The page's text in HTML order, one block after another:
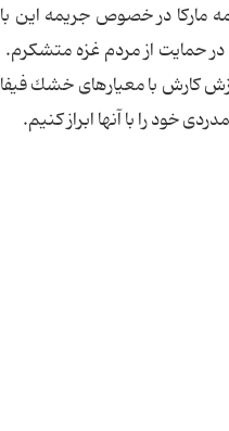
ماركا در خصوص جریمه
حمایت از مردم غزه متشكرم.
كارش با معیارهای خشك
خود را با آنها ابراز كنیم.